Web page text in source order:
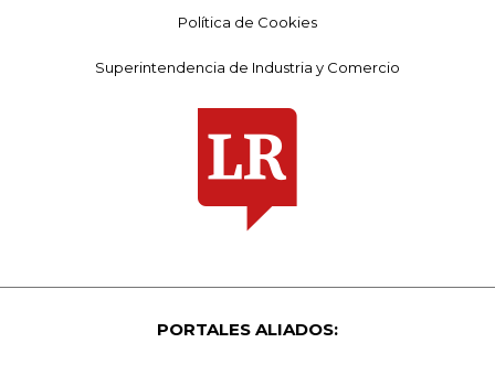
Política de Cookies
Superintendencia de Industria y Comercio
PORTALES ALIADOS: